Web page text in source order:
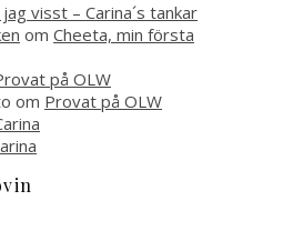
visst – Carina´s tankar
om Cheeta, min första
på OLW
om Provat på OLW